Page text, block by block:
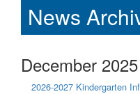
News
December 2025
2026-2027 Kindergarten